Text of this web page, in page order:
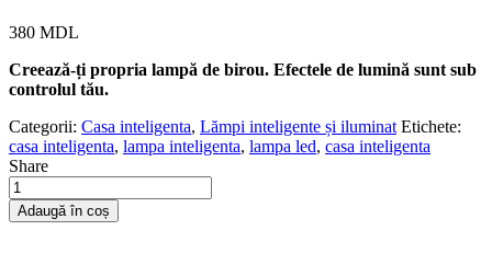
380 MDL
Creează-ți propria lampă de birou. Efectele de lumină sunt sub
controlul tău.
Categorii: Casa inteligenta, Lămpi inteligente și iluminat Etichete:
casa inteligenta, lampa inteligenta, lampa led, casa inteligenta
Share
Cantitate
Lampă
de
Adaugă în coș